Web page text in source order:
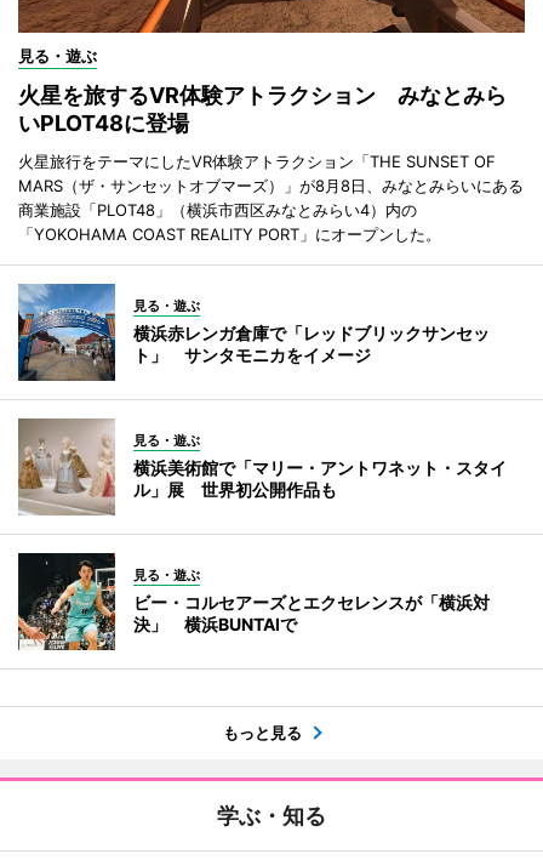
見る・遊ぶ
火星を旅するVR体験アトラクション みなとみら
いPLOT48に登場
火星旅行をテーマにしたVR体験アトラクション「THE SUNSET OF
MARS（ザ・サンセットオブマーズ）」が8月8日、みなとみらいにある
商業施設「PLOT48」（横浜市西区みなとみらい4）内の
「YOKOHAMA COAST REALITY PORT」にオープンした。
見る・遊ぶ
横浜赤レンガ倉庫で「レッドブリックサンセッ
ト」 サンタモニカをイメージ
見る・遊ぶ
横浜美術館で「マリー・アントワネット・スタイ
ル」展 世界初公開作品も
見る・遊ぶ
ビー・コルセアーズとエクセレンスが「横浜対
決」 横浜BUNTAIで
もっと見る
学ぶ・知る